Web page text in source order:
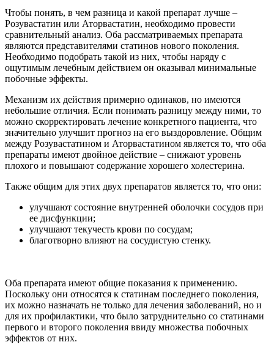
Чтобы понять, в чем разница и какой препарат лучше –
Розувастатин или Аторвастатин, необходимо провести
сравнительный анализ. Оба рассматриваемых препарата
являются представителями статинов нового поколения.
Необходимо подобрать такой из них, чтобы наряду с
ощутимым лечебным действием он оказывал минимальные
побочные эффекты.
Механизм их действия примерно одинаков, но имеются
небольшие отличия. Если понимать разницу между ними, то
можно скорректировать лечение конкретного пациента, что
значительно улучшит прогноз на его выздоровление. Общим
между Розувастатином и Аторвастатином является то, что оба
препараты имеют двойное действие – снижают уровень
плохого и повышают содержание хорошего холестерина.
Также общим для этих двух препаратов является то, что они:
улучшают состояние внутренней оболочки сосудов при
ее дисфункции;
улучшают текучесть крови по сосудам;
благотворно влияют на сосудистую стенку.
Оба препарата имеют общие показания к применению.
Поскольку они относятся к статинам последнего поколения,
их можно назначать не только для лечения заболеваний, но и
для их профилактики, что было затруднительно со статинами
первого и второго поколения ввиду множества побочных
эффектов от них.